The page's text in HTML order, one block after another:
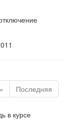
» Последняя
в курсе